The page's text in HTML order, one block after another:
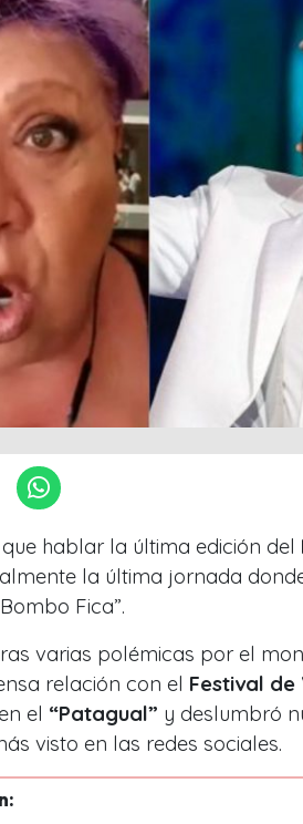
hablar la última edición del
la última jornada
Fica”.
varias polémicas por el
relación con el Festival de
el “Patagual” y deslumbró
visto en las redes sociales.